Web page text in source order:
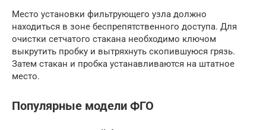
Место установки фильтрующего узла должно
находиться в зоне беспрепятственного доступа. Для
очистки сетчатого стакана необходимо ключом
выкрутить пробку и вытряхнуть скопившуюся грязь.
Затем стакан и пробка устанавливаются на штатное
место.
Популярные модели ФГО